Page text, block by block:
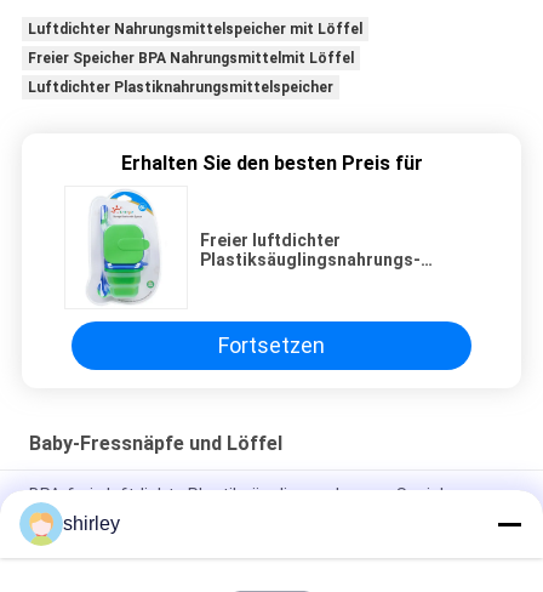
Luftdichter Nahrungsmittelspeicher mit Löffel
Freier Speicher BPA Nahrungsmittelmit Löffel
Luftdichter Plastiknahrungsmittelspeicher
Erhalten Sie den besten Preis für
Freier luftdichter
Plastiksäuglingsnahrungs-
Fortsetzen
Baby-Fressnäpfe und Löffel
BPA-freie luftdichte Plastiksäuglingsnahrungs-Speicher-
Gefrierschrank-Behälter
Freie Baby-Fressnäpfe und Löffel pp.-Polypropylen-BPA
shirley